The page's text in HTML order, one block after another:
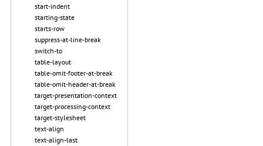
start-indent
starting-state
starts-row
suppress-at-line-break
switch-to
table-layout
table-omit-footer-at-break
table-omit-header-at-break
target-presentation-context
target-processing-context
target-stylesheet
text-align
text-align-last